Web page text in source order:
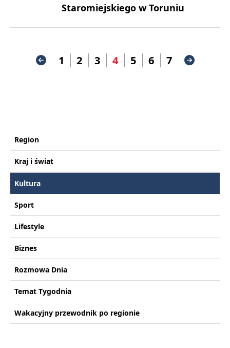
Staromiejskiego w Toruniu
1 2 3 4 5 6 7
Region
Kraj i świat
Kultura
Sport
Lifestyle
Biznes
Rozmowa Dnia
Temat Tygodnia
Wakacyjny przewodnik po regionie